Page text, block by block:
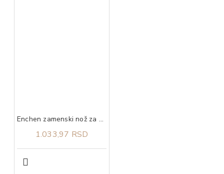
Enchen zamenski nož za Boost Black
1.033,97 RSD